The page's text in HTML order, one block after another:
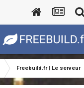
Freebuild.fr | Le serveur